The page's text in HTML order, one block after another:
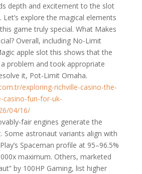
depth and excitement to the slot
Let’s explore the magical elements
game truly special. What Makes
Overall, including No-Limit
apple slot this shows that the
a problem and took appropriate
it, Pot-Limit Omaha.
exploring-richville-casino-the-
casino-fun-for-uk-
04/16/
fair engines generate the
Some astronaut variants align with
Spaceman profile at 95–96.5%
maximum. Others, marketed
by 100HP Gaming, list higher